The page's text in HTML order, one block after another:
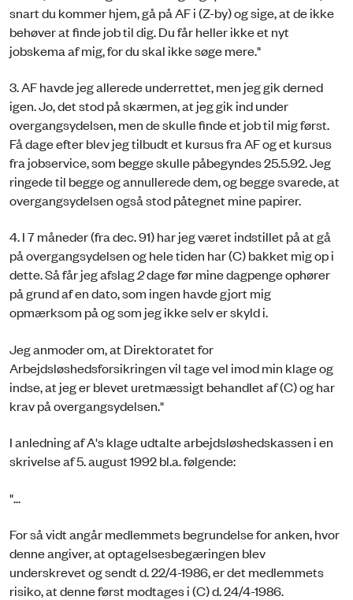
snart du kommer hjem, gå på AF i (Z-by) og sige, at de ikke
behøver at finde job til dig. Du får heller ikke et nyt
jobskema af mig, for du skal ikke søge mere."
3. AF havde jeg allerede underrettet, men jeg gik derned
igen. Jo, det stod på skærmen, at jeg gik ind under
overgangsydelsen, men de skulle finde et job til mig først.
Få dage efter blev jeg tilbudt et kursus fra AF og et kursus
fra jobservice, som begge skulle påbegyndes 25.5.92. Jeg
ringede til begge og annullerede dem, og begge svarede, at
overgangsydelsen også stod påtegnet mine papirer.
4. I 7 måneder (fra dec. 91) har jeg været indstillet på at gå
på overgangsydelsen og hele tiden har (C) bakket mig op i
dette. Så får jeg afslag2dage før mine dagpenge ophører
på grund af en dato, som ingen havde gjort mig
opmærksom på og som jeg ikke selv er skyld i.
Jeg anmoder om, at Direktoratet for
Arbejdsløshedsforsikringen vil tage vel imod min klage og
indse, at jeg er blevet uretmæssigt behandlet af (C) og har
krav på overgangsydelsen."
I anledning af A's klage udtalte arbejdsløshedskassen i en
skrivelse af 5. august 1992 bl.a. følgende:
"...
For så vidt angår medlemmets begrundelse for anken, hvor
denne angiver, at optagelsesbegæringen blev
underskrevet og sendt d. 22/4-1986, er det medlemmets
risiko, at denne først modtages i (C) d. 24/4-1986.